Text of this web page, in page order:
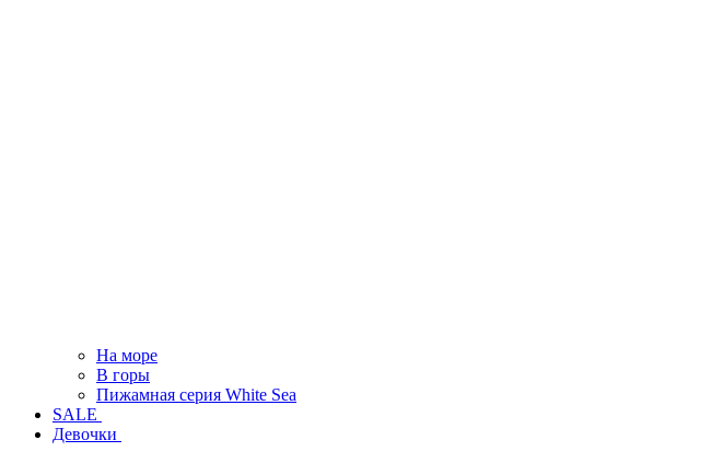
На море
В горы
Пижамная серия White Sea
SALE
Девочки